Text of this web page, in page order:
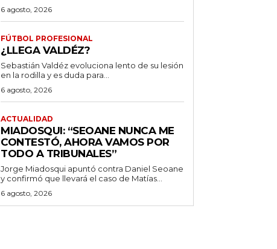
6 agosto, 2026
FÚTBOL PROFESIONAL
¿LLEGA VALDÉZ?
Sebastián Valdéz evoluciona lento de su lesión
en la rodilla y es duda para...
6 agosto, 2026
ACTUALIDAD
MIADOSQUI: “SEOANE NUNCA ME
CONTESTÓ, AHORA VAMOS POR
TODO A TRIBUNALES”
Jorge Miadosqui apuntó contra Daniel Seoane
y confirmó que llevará el caso de Matías...
6 agosto, 2026